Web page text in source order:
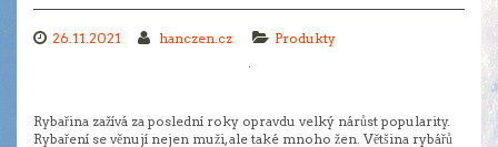
26.11.2021 hanczen.cz Produkty
Rybařina zažívá za poslední roky opravdu velký nárůst popularity.
Rybaření se věnují nejen muži, ale také mnoho žen. Většina rybářů